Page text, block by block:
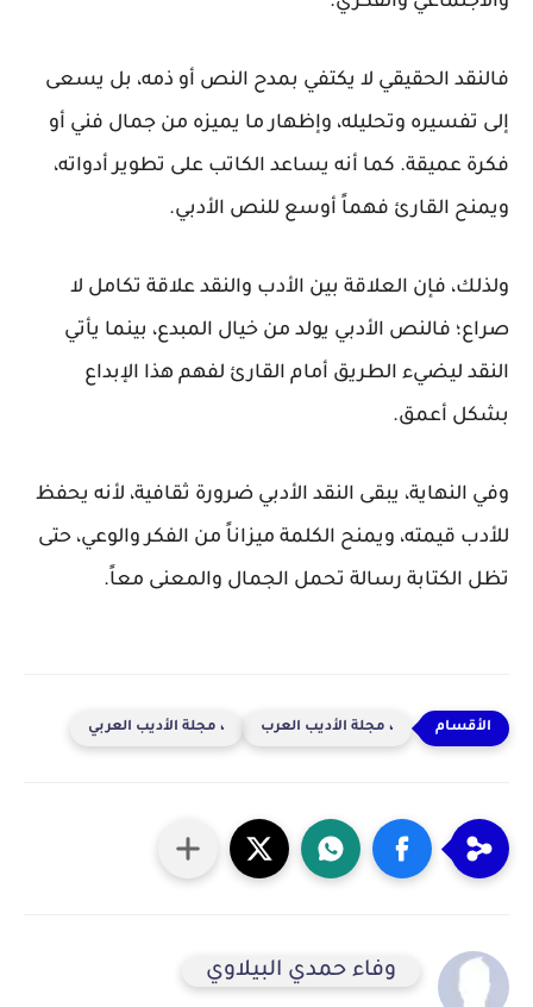
فالنقد الحقيقي لا يكتفي بمدح النص أو ذمه، بل يسعى
إلى تفسيره وتحليله، وإظهار ما يميزه من جمال فني أو
فكرة عميقة. كما أنه يساعد الكاتب على تطوير أدواته،
ويمنح القارئ فهماً أوسع للنص الأدبي.
ولذلك، فإن العلاقة بين الأدب والنقد علاقة تكامل لا
صراع؛ فالنص الأدبي يولد من خيال المبدع، بينما يأتي
النقد ليضيء الطريق أمام القارئ لفهم هذا الإبداع
بشكل أعمق.
وفي النهاية، يبقى النقد الأدبي ضرورة ثقافية، لأنه يحفظ
للأدب قيمته، ويمنح الكلمة ميزاناً من الفكر والوعي، حتى
تظل الكتابة رسالة تحمل الجمال والمعنى معاً.
، مجلة الأديب العرب ، مجلة الأديب العربي
وفاء حمدي البيلاوي